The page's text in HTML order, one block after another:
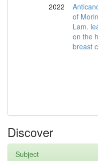
2022
of
Lam.
on the
breast
Discover
Subject